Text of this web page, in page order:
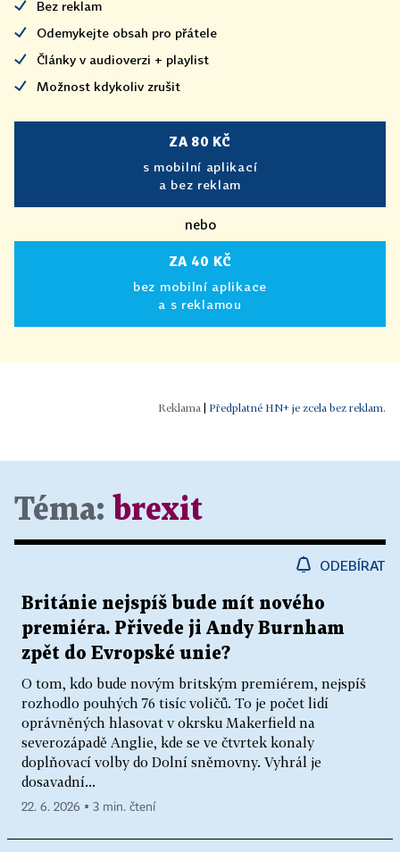
Bez reklam
Odemykejte obsah pro přátele
Články v audioverzi + playlist
Možnost kdykoliv zrušit
ZA 80 KČ
s mobilní aplikací
a bez reklam
nebo
ZA 40 KČ
bez mobilní aplikace
a s reklamou
Předplatné HN+ je zcela bez reklam.
Téma: brexit
ODEBÍRAT
Británie nejspíš bude mít nového
premiéra. Přivede ji Andy Burnham
zpět do Evropské unie?
O tom, kdo bude novým britským premiérem, nejspíš
rozhodlo pouhých 76 tisíc voličů. To je počet lidí
oprávněných hlasovat v okrsku Makerfield na
severozápadě Anglie, kde se ve čtvrtek konaly
doplňovací volby do Dolní sněmovny. Vyhrál je
dosavadní...
22. 6. 2026 ▪ 3 min. čtení